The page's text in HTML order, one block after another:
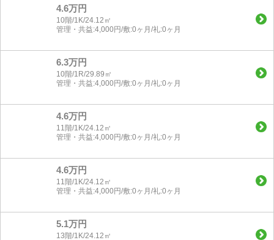
4.6万円
10階/1K/24.12㎡
管理・共益:4,000円/敷:0ヶ月/礼:0ヶ月
6.3万円
10階/1R/29.89㎡
管理・共益:4,000円/敷:0ヶ月/礼:0ヶ月
4.6万円
11階/1K/24.12㎡
管理・共益:4,000円/敷:0ヶ月/礼:0ヶ月
4.6万円
11階/1K/24.12㎡
管理・共益:4,000円/敷:0ヶ月/礼:0ヶ月
5.1万円
13階/1K/24.12㎡